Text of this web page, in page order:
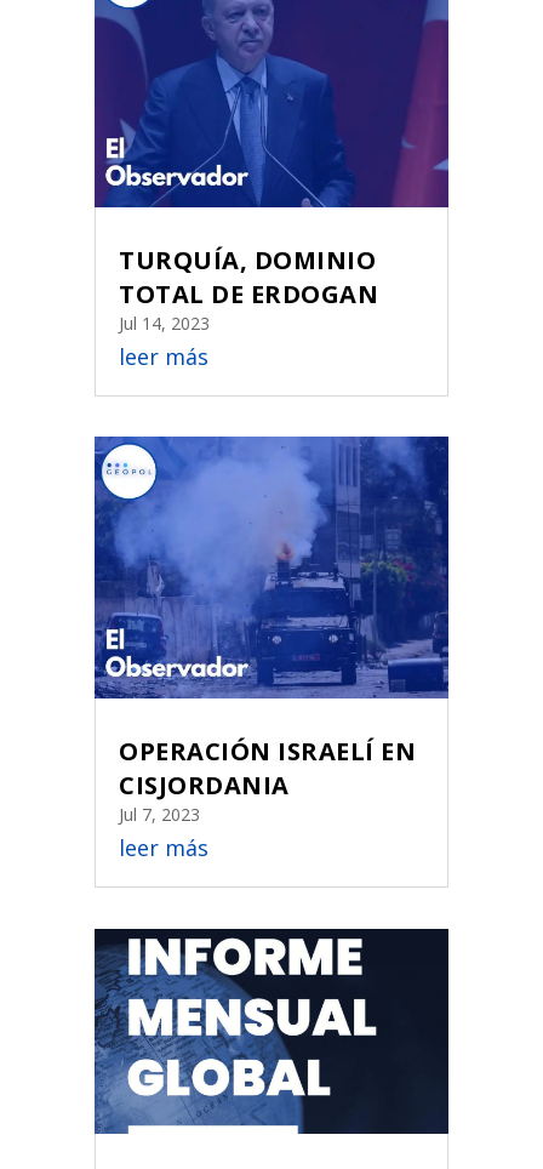
TURQUÍA, DOMINIO
TOTAL DE ERDOGAN
Jul 14, 2023
leer más
OPERACIÓN ISRAELÍ EN
CISJORDANIA
Jul 7, 2023
leer más